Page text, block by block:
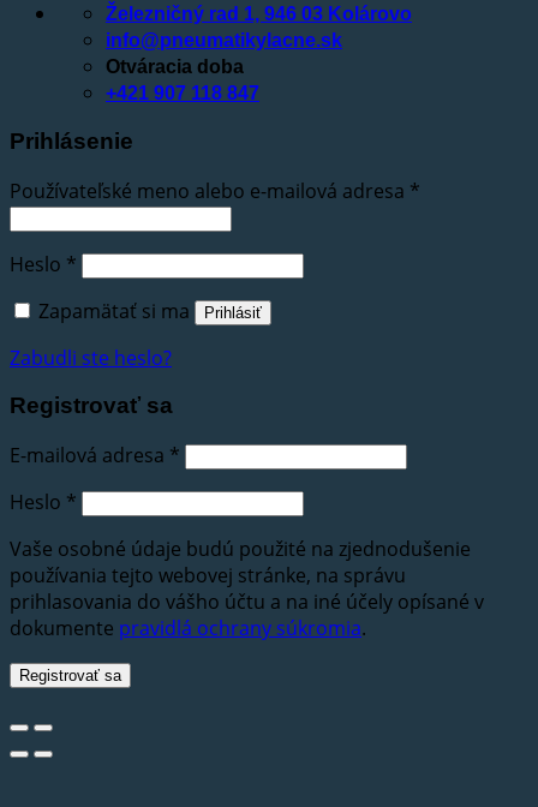
Železničný rad 1, 946 03 Kolárovo
info@pneumatikylacne.sk
Otváracia doba
+421 907 118 847
Prihlásenie
Používateľské meno alebo e-mailová adresa *
Heslo *
Zapamätať si ma
Prihlásiť
Zabudli ste heslo?
Registrovať sa
E-mailová adresa *
Heslo *
Vaše osobné údaje budú použité na zjednodušenie
používania tejto webovej stránke, na správu
prihlasovania do vášho účtu a na iné účely opísané v
dokumente pravidlá ochrany súkromia.
Registrovať sa